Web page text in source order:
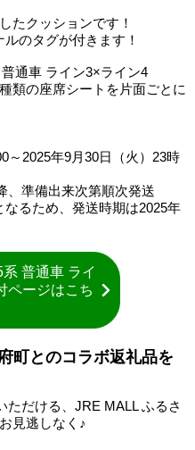
たクッションです！
のタグが付きます！
通車 ライン3×ライン4
類の座席シートを片面ごとに
～2025年9月30日（火）23時
、準備出来次第順次発送
るため、発送時期は2025年
普通車 ライ
ページはこち
町とのコラボ返礼品を
ただける、JRE MALL ふるさ
見逃しなく♪